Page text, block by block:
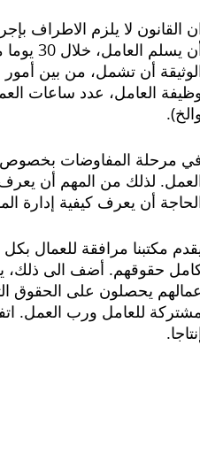
القانون لا يلزم الاطراف
أن
أن تشمل، من بين أمور
العامل، عدد ساعات
مرحلة المفاوضات بخصوص
لذلك من المهم أن
أن يعرف كيفية إدارة
مكتبنا مرافقة للعمال
حقوقهم. أضف الى ذلك،
عمالهم يحصلون على الحقوق
للعامل ورب العمل.